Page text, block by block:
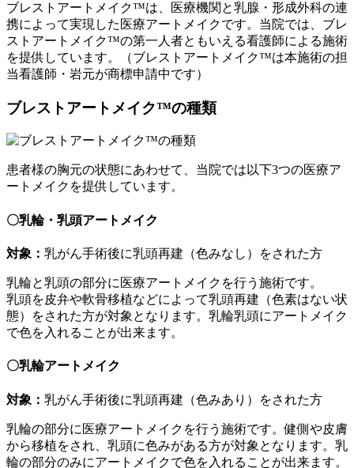
ブレストアートメイク™は、医療機関と乳腺・形成外科の連
携によって実現した医療アートメイクです。当院では、ブレ
ストアートメイク™の第一人者ともいえる看護師による施術
を提供しています。（ブレストアートメイク™は本施術の担
当看護師・岩元が商標申請中です）
ブレストアートメイク™の種類
患者様の胸元の状態にあわせて、当院では以下3つの医療ア
ートメイクを提供しています。
〇乳輪・乳頭アートメイク
対象： 乳がん手術後に乳頭再建（色みなし）をされた方
乳輪と乳頭の部分に医療アートメイクを行う施術です。
乳頭を皮弁や軟骨移植などによって乳頭再建（色素はない状
態）をされた方が対象となります。乳輪乳頭にアートメイク
で色を入れることが出来ます。
〇乳輪アートメイク
対象： 乳がん手術後に乳頭再建（色みあり）をされた方
乳輪の部分に医療アートメイクを行う施術です。健側や皮膚
から移植をされ、乳頭に色みがある方が対象となります。乳
輪の部分のみにアートメイクで色を入れることが出来ます。